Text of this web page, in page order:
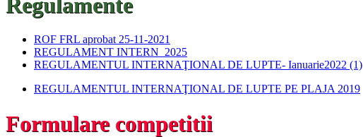
ROF FRL aprobat 25-11-2021
REGULAMENT INTERN_2025
REGULAMENTUL INTERNAŢIONAL DE LUPTE- Ianuarie2022 (1)
REGULAMENTUL INTERNAŢIONAL DE LUPTE PE PLAJA 2019
Formulare competitii